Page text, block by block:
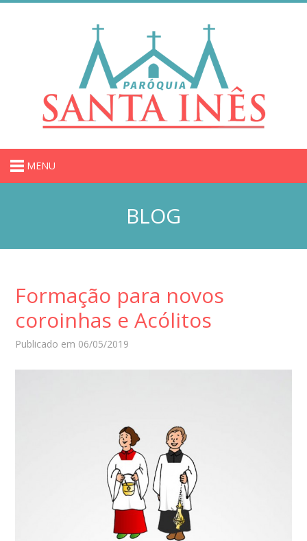
MENU
BLOG
Formação para novos
coroinhas e Acólitos
Publicado em 06/05/2019